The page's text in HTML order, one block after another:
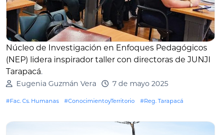
Núcleo de Investigación en Enfoques Pedagógicos
(NEP) lidera inspirador taller con directoras de JUNJI
Tarapacá.
Eugenia Guzmán Vera 7 de mayo 2025
#Fac. Cs. Humanas #ConocimientoyTerritorio #Reg. Tarapacá